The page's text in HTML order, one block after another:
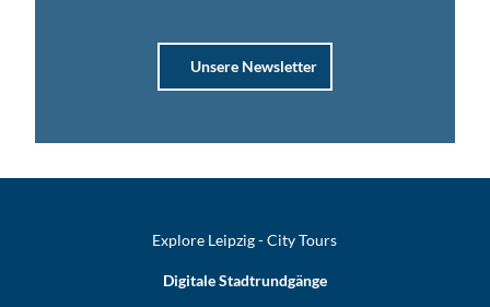
Unsere Newsletter
Explore Leipzig - City Tours
Digitale Stadtrundgänge